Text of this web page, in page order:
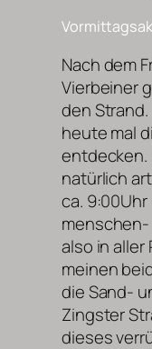
Nach dem
Vierbeiner
den
heute mal
entdecken.
natürlich
ca.
also in aller
meinen
die Sand-
Zingster
dieses